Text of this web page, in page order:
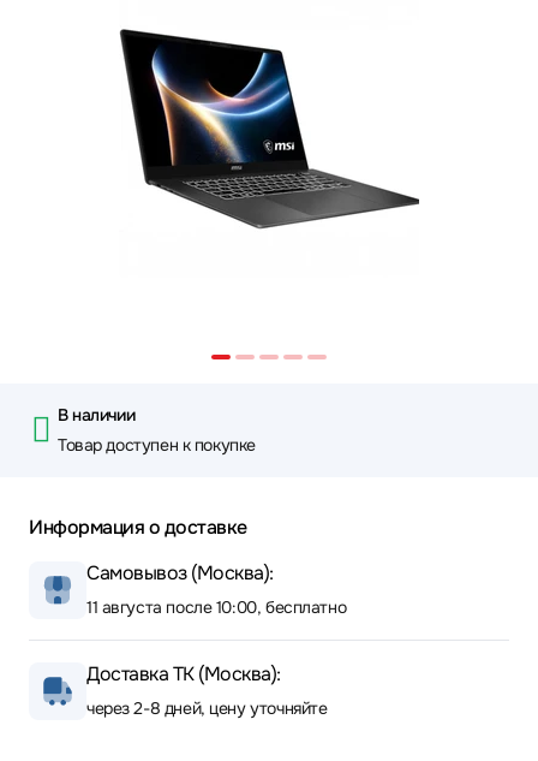
В наличии
Товар доступен к покупке
Информация о доставке
Самовывоз (Москва):
11 августа после 10:00, бесплатно
Доставка ТК (Москва):
через 2-8 дней, цену уточняйте